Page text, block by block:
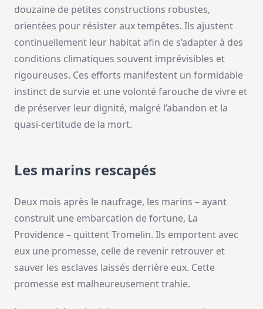
douzaine de petites constructions robustes,
orientées pour résister aux tempêtes. Ils ajustent
continuellement leur habitat afin de s’adapter à des
conditions climatiques souvent imprévisibles et
rigoureuses. Ces efforts manifestent un formidable
instinct de survie et une volonté farouche de vivre et
de préserver leur dignité, malgré l’abandon et la
quasi-certitude de la mort.
Les marins rescapés
Deux mois après le naufrage, les marins – ayant
construit une embarcation de fortune, La
Providence – quittent Tromelin. Ils emportent avec
eux une promesse, celle de revenir retrouver et
sauver les esclaves laissés derrière eux. Cette
promesse est malheureusement trahie.